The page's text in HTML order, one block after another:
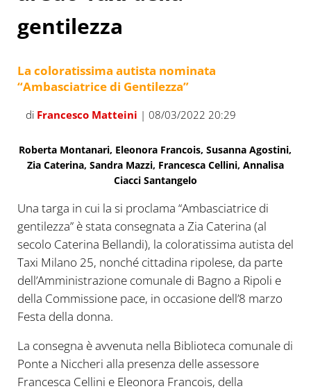
gentilezza
La coloratissima autista nominata
“Ambasciatrice di Gentilezza”
di Francesco Matteini | 08/03/2022 20:29
Roberta Montanari, Eleonora Francois, Susanna Agostini,
Zia Caterina, Sandra Mazzi, Francesca Cellini, Annalisa
Ciacci Santangelo
Una targa in cui la si proclama “Ambasciatrice di
gentilezza” è stata consegnata a Zia Caterina (al
secolo Caterina Bellandi), la coloratissima autista del
Taxi Milano 25, nonché cittadina ripolese, da parte
dell’Amministrazione comunale di Bagno a Ripoli e
della Commissione pace, in occasione dell’8 marzo
Festa della donna.
La consegna è avvenuta nella Biblioteca comunale di
Ponte a Niccheri alla presenza delle assessore
Francesca Cellini e Eleonora Francois, della